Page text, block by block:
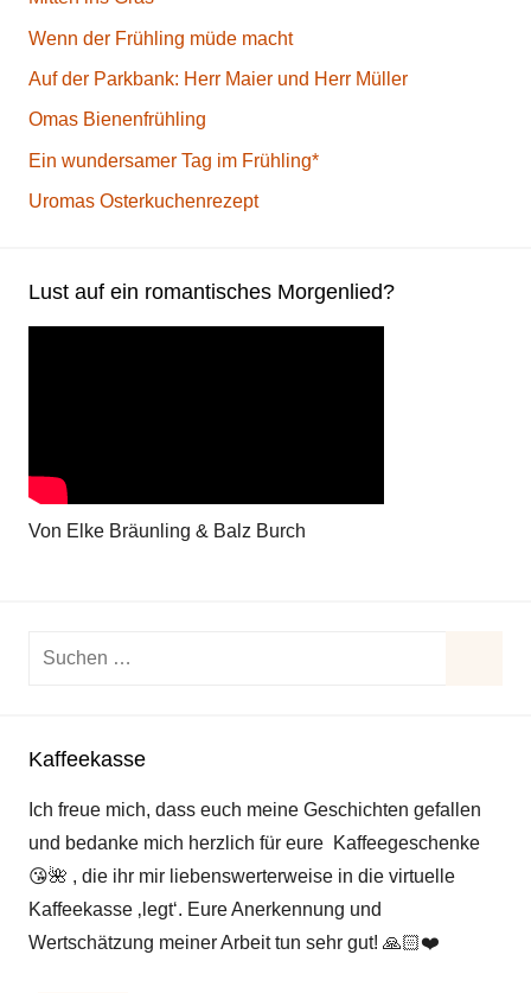
Wenn der Frühling müde macht
Auf der Parkbank: Herr Maier und Herr Müller
Omas Bienenfrühling
Ein wundersamer Tag im Frühling*
Uromas Osterkuchenrezept
Lust auf ein romantisches Morgenlied?
Von Elke Bräunling & Balz Burch
Suchen
Kaffeekasse
Ich freue mich, dass euch meine Geschichten gefallen
und bedanke mich herzlich für eure Kaffeegeschenke
😘🌺 , die ihr mir liebenswerterweise in die virtuelle
Kaffeekasse ‚legt‘. Eure Anerkennung und
Wertschätzung meiner Arbeit tun sehr gut! 🙏🏻❤️